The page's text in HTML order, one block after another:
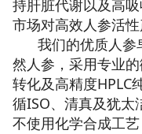
持肝脏代谢以及高
市场对高效人参活性
我们的优质人
然人参，采用专业
转化及高精度HPLC
循ISO、清真及犹太
不使用化学合成工